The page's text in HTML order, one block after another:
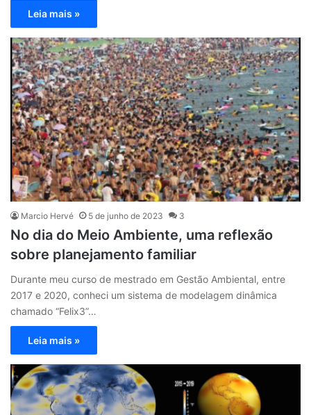
Leia mais »
Marcio Hervé 5 de junho de 2023 3
No dia do Meio Ambiente, uma reflexão
sobre planejamento familiar
Durante meu curso de mestrado em Gestão Ambiental, entre
2017 e 2020, conheci um sistema de modelagem dinâmica
chamado “Felix3”…
Leia mais »